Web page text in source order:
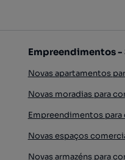
Empreendimentos -
Novas apartamentos
Novas moradias para
Empreendimentos
Novas espaços
Novas armazéns para